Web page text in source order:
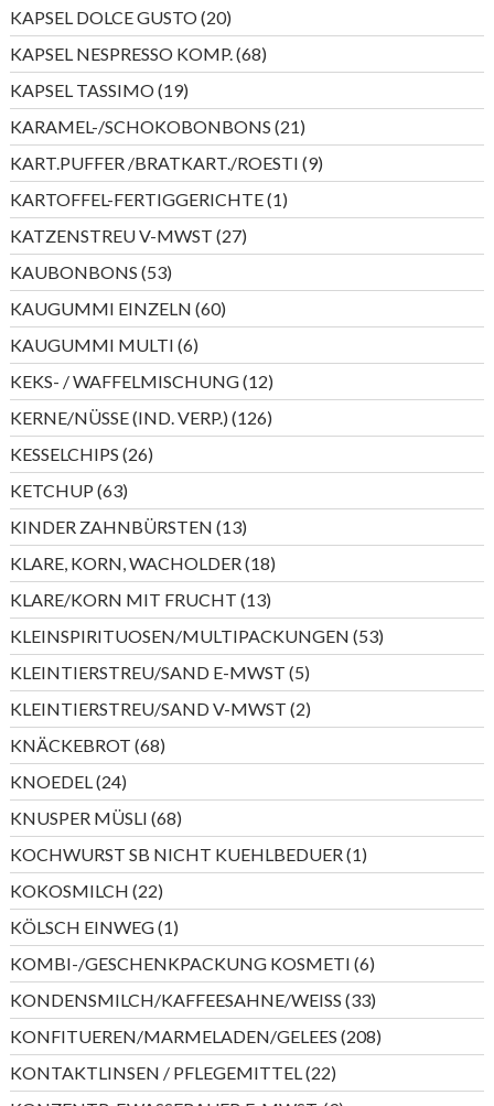
KAPSEL DOLCE GUSTO 2020
Produkte
KAPSEL NESPRESSO KOMP. 6868
Produkte
KAPSEL TASSIMO 1919
Produkte
KARAMEL-/SCHOKOBONBONS 2121
Produkte
KART.PUFFER /BRATKART./ROESTI 99
Produkte
KARTOFFEL-FERTIGGERICHTE 11
Produkt
KATZENSTREU V-MWST 2727
Produkte
KAUBONBONS 5353
Produkte
KAUGUMMI EINZELN 6060
Produkte
KAUGUMMI MULTI 66
Produkte
KEKS- / WAFFELMISCHUNG 1212
Produkte
KERNE/NÜSSE (IND. VERP.) 126126
Produkte
KESSELCHIPS 2626
Produkte
KETCHUP 6363
Produkte
KINDER ZAHNBÜRSTEN 1313
Produkte
KLARE, KORN, WACHOLDER 1818
Produkte
KLARE/KORN MIT FRUCHT 1313
Produkte
KLEINSPIRITUOSEN/MULTIPACKUNGEN 5353
Produkte
KLEINTIERSTREU/SAND E-MWST 55
Produkte
KLEINTIERSTREU/SAND V-MWST 22
Produkte
KNÄCKEBROT 6868
Produkte
KNOEDEL 2424
Produkte
KNUSPER MÜSLI 6868
Produkte
KOCHWURST SB NICHT KUEHLBEDUER 11
Produkt
KOKOSMILCH 2222
Produkte
KÖLSCH EINWEG 11
Produkt
KOMBI-/GESCHENKPACKUNG KOSMETI 66
Produkte
KONDENSMILCH/KAFFEESAHNE/WEISS 3333
Produkte
KONFITUEREN/MARMELADEN/GELEES 208208
Produkte
KONTAKTLINSEN / PFLEGEMITTEL 2222
Produkte